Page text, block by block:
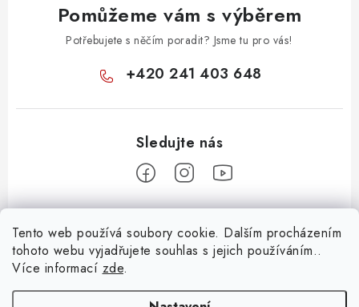
Tento web používá soubory cookie. Dalším procházením
tohoto webu vyjadřujete souhlas s jejich používáním..
Více informací zde.
Pomůžeme vám s výběrem
Potřebujete s něčím poradit? Jsme tu pro vás!
+420 241 403 648
Z
Informace pro vás
KONTAKTY